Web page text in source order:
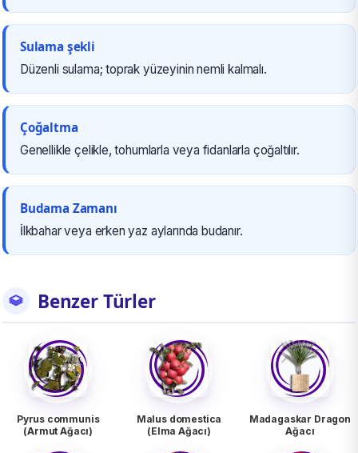
Sulama şekli
Düzenli sulama; toprak yüzeyinin nemli kalmalı.
Çoğaltma
Genellikle çelikle, tohumlarla veya fidanlarla çoğaltılır.
Budama Zamanı
İlkbahar veya erken yaz aylarında budanır.
Benzer Türler
Pyrus communis
(Armut Ağacı)
Malus domestica
(Elma Ağacı)
Madagaskar Dragon
Ağacı